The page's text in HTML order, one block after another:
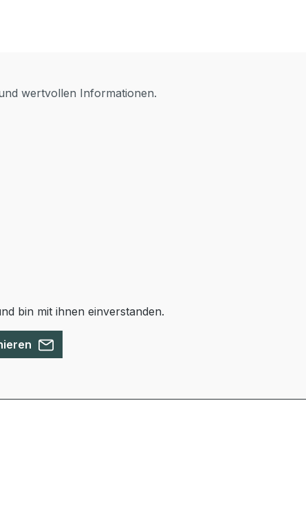
wertvollen Informationen.
bin mit ihnen einverstanden.